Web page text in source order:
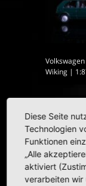
Wiking |
1:43
Diese Seite
Technologien
Funktionen
„Alle
aktiviert
verarbeiten wir